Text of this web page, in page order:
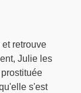
retrouve
Julie les
s'est